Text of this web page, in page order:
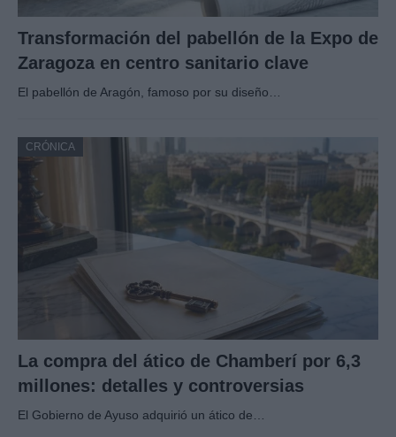
Transformación del pabellón de la Expo de
Zaragoza en centro sanitario clave
El pabellón de Aragón, famoso por su diseño…
CRÓNICA
La compra del ático de Chamberí por 6,3
millones: detalles y controversias
El Gobierno de Ayuso adquirió un ático de…